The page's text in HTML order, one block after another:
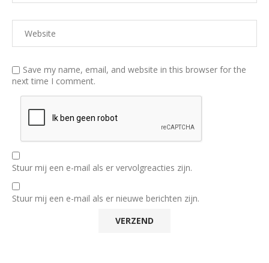
Save my name, email, and website in this browser for the
next time I comment.
Stuur mij een e-mail als er vervolgreacties zijn.
Stuur mij een e-mail als er nieuwe berichten zijn.